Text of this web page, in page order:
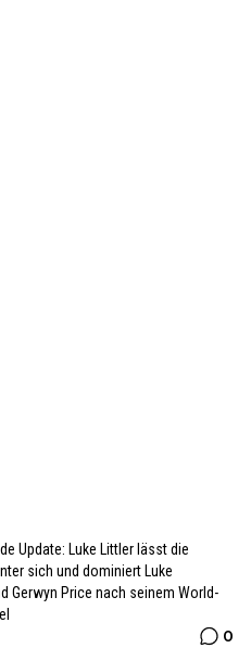
Update: Luke Littler lässt die
sich und dominiert Luke
Gerwyn Price nach seinem World-
0